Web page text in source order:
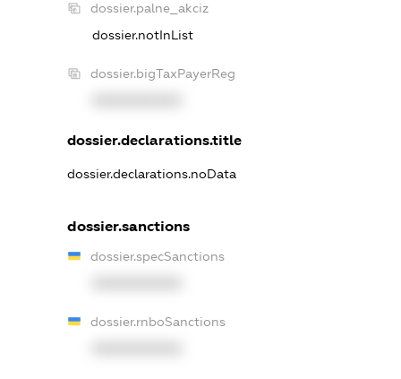
dossier.palne_akciz
dossier.notInList
dossier.bigTaxPayerReg
dossier.declarations.title
dossier.declarations.noData
dossier.sanctions
dossier.specSanctions
dossier.rnboSanctions